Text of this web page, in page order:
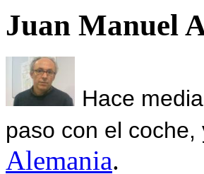
Juan Manuel
Hace
paso con el
Alemania.